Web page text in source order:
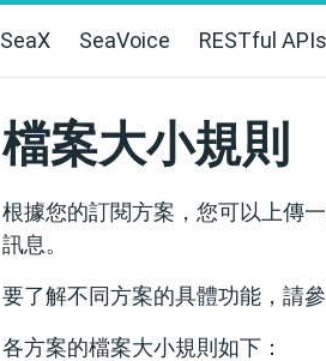
SeaX SeaVoice RESTful APIs
檔案大小規則
根據您的訂閱方案，您可以上傳
訊息。
要了解不同方案的具體功能，請
各方案的檔案大小規則如下：